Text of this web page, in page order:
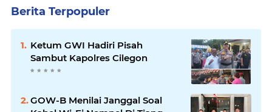
Berita Terpopuler
Ketum GWI Hadiri Pisah
Sambut Kapolres Cilegon
GOW-B Menilai Janggal Soal